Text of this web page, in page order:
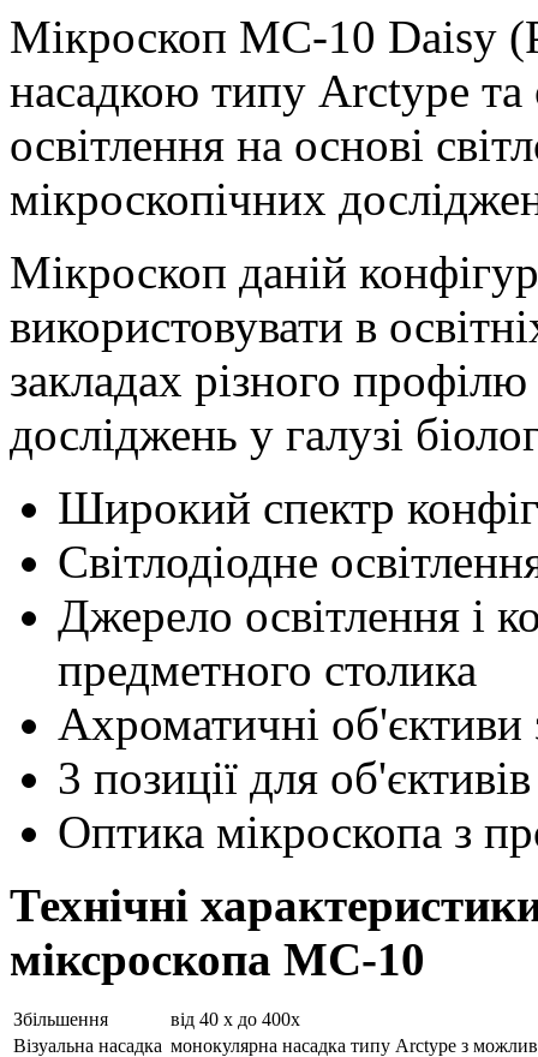
Мікроскоп MC-10 Daisy
насадкою типу Arctype
освітлення на основі
мікроскопічних
Мікроскоп даній
використовувати в
закладах різного
досліджень у галузі
Широкий спектр
Світлодіодне
Джерело освітлення і
предметного столика
Ахроматичні
3 позиції для об'єктивів
Оптика мікроскопа з
Технічні
міксроскопа MC-10
Збільшення
від 40 х до 400х
Візуальна насадка монокулярна насадка типу Arctype з